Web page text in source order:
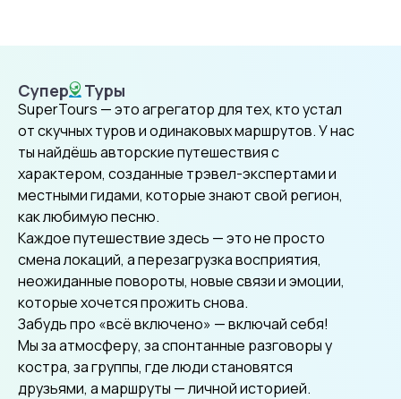
Супер Туры
SuperTours
SuperTours — это агрегатор для тех, кто устал
от скучных туров и одинаковых маршрутов. У нас
ты найдёшь авторские путешествия с
характером, созданные трэвел-экспертами и
местными гидами, которые знают свой регион,
как любимую песню.
Каждое путешествие здесь — это не просто
смена локаций, а перезагрузка восприятия,
неожиданные повороты, новые связи и эмоции,
которые хочется прожить снова.
Забудь про «всё включено» — включай себя!
Мы за атмосферу, за спонтанные разговоры у
костра, за группы, где люди становятся
друзьями, а маршруты — личной историей.